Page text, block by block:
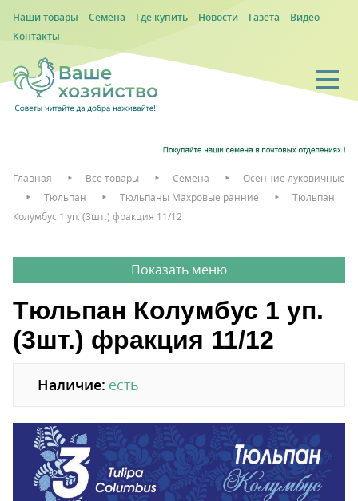
Наши товары Семена Где купить Новости Газета
Видео
Контакты
Главная Все товары Семена
Осенние луковичные
Тюльпан
Тюльпаны Махровые ранние
Тюльпан
Колумбус 1 уп. (3шт.) фракция 11/12
Тюльпан Колумбус 1 уп.
(3шт.) фракция 11/12
Наличие: есть